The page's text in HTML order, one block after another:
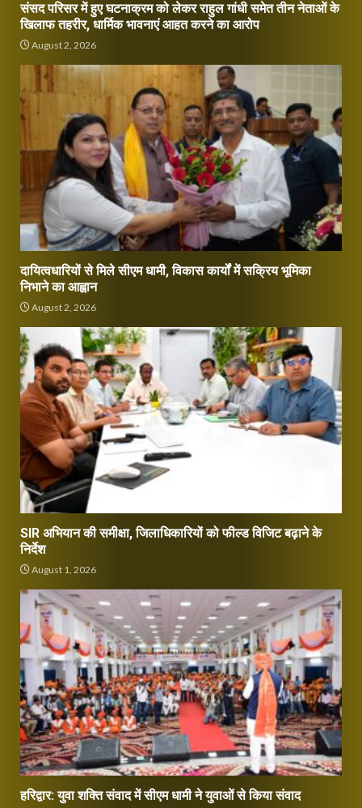
संसद परिसर में हुए घटनाक्रम को लेकर राहुल गांधी समेत तीन नेताओं के
खिलाफ तहरीर, धार्मिक भावनाएं आहत करने का आरोप
August 2, 2026
दायित्वधारियों से मिले सीएम धामी, विकास कार्यों में सक्रिय भूमिका
निभाने का आह्वान
August 2, 2026
SIR अभियान की समीक्षा, जिलाधिकारियों को फील्ड विजिट बढ़ाने के
निर्देश
August 1, 2026
हरिद्वार: युवा शक्ति संवाद में सीएम धामी ने युवाओं से किया संवाद